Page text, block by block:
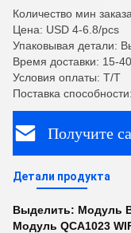
Количество мин
Цена: USD 4-6.8/pcs
Упаковывая детали:
Время доставки: 15-
Условия оплаты: T/T
Поставка
Получите
Детали продукта
Выделить: Модуль
Модуль QCA1023